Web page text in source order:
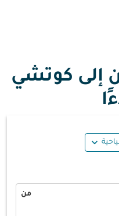
إلى كوتشي
expand_more
من